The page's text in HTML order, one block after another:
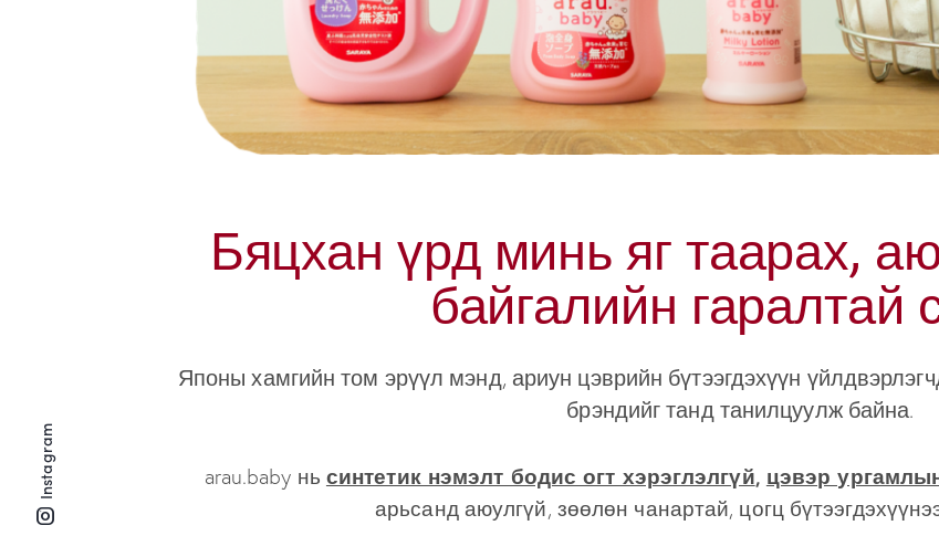
Бяцхан үрд минь яг таарах,
байгалийн гаралтай
Японы хамгийн том эрүүл мэнд, ариун цэврийн бүтээгдэхүүн
брэндийг танд танилцуулж байна.
arau.baby нь синтетик нэмэлт бодис огт хэрэглэлгүй, цэвэр
арьсанд аюулгүй, зөөлөн чанартай, цогц
Instagram